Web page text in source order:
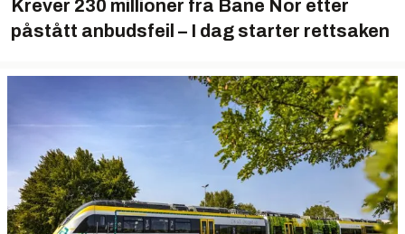
Krever 230 millioner fra Bane Nor etter
påstått anbudsfeil – I dag starter rettsaken